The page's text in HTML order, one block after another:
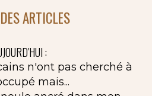
ARTICLES
:
n'ont pas cherché à
mais...